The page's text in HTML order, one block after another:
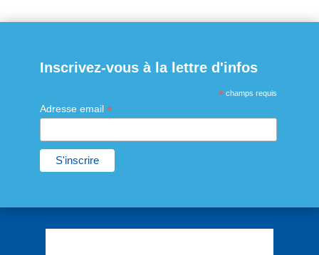
Inscrivez-vous à la lettre d'infos
* champs requis
Adresse email *